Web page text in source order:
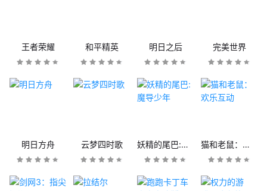
王者荣耀 和平精英 明日之后 完美世界
明日方舟 云梦四时歌 妖精的尾巴:魔导少年 猫和老鼠：欢乐互动